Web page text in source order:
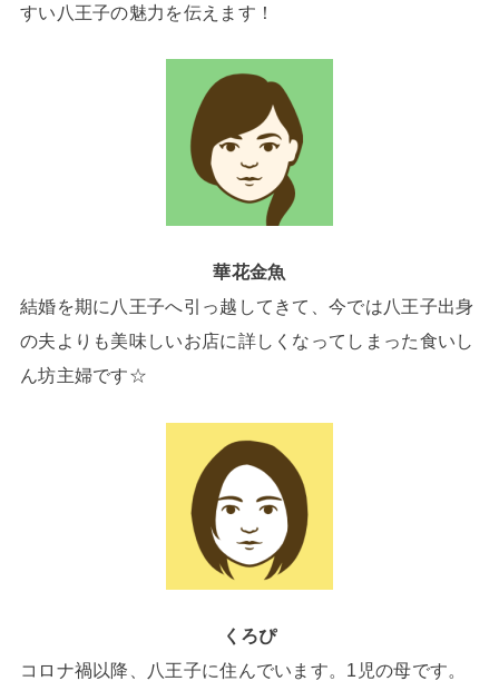
すい八王子の魅力を伝えます！
華花金魚
結婚を期に八王子へ引っ越してきて、今では八王子出身
の夫よりも美味しいお店に詳しくなってしまった食いし
ん坊主婦です☆
くろぴ
コロナ禍以降、八王子に住んでいます。1児の母です。